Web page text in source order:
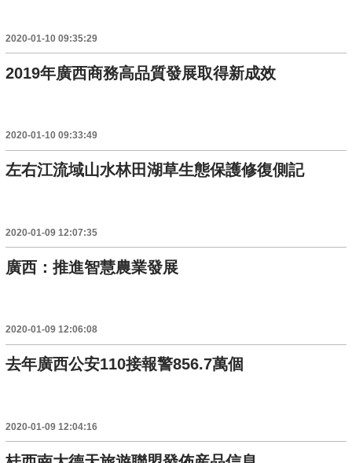
2020-01-10 09:35:29
2019年廣西商務高品質發展取得新成效
2020-01-10 09:33:49
左右江流域山水林田湖草生態保護修復側記
2020-01-09 12:07:35
廣西：推進智慧農業發展
2020-01-09 12:06:08
去年廣西公安110接報警856.7萬個
2020-01-09 12:04:16